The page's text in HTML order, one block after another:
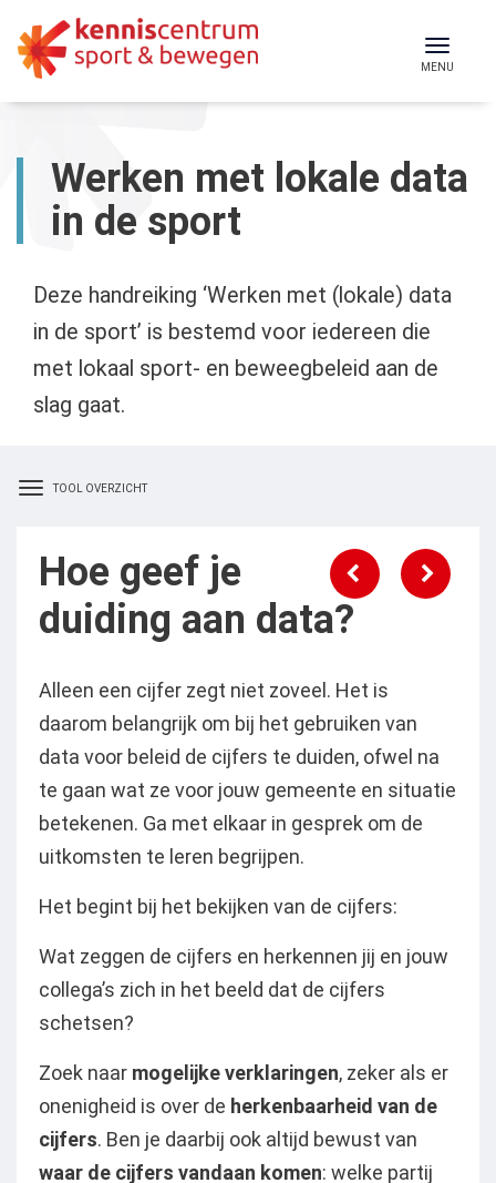
content
Toggle
MENU
Werken met lokale data
in de sport
Deze handreiking ‘Werken met (lokale) data
in de sport’ is bestemd voor iedereen die
met lokaal sport- en beweegbeleid aan de
slag gaat.
Toggle
TOOL OVERZICHT
Hoe geef je
duiding aan data?
Alleen een cijfer zegt niet zoveel. Het is
daarom belangrijk om bij het gebruiken van
data voor beleid de cijfers te duiden, ofwel na
te gaan wat ze voor jouw gemeente en situatie
betekenen. Ga met elkaar in gesprek om de
uitkomsten te leren begrijpen.
Het begint bij het bekijken van de cijfers:
Wat zeggen de cijfers en herkennen jij en jouw
collega’s zich in het beeld dat de cijfers
schetsen?
Zoek naar mogelijke verklaringen, zeker als er
onenigheid is over de herkenbaarheid van de
cijfers. Ben je daarbij ook altijd bewust van
waar de cijfers vandaan komen: welke partij